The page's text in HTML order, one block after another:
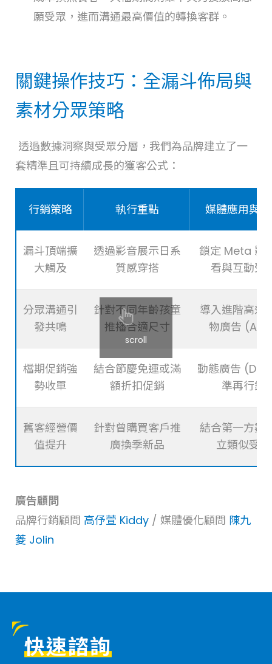
願受眾，進而溝通最高價值的轉換客群。
關鍵操作技巧：全漏斗佈局與
素材分眾策略
透過數據洞察與受眾分層，我們為品牌建立了一
套精準且可持續成長的獲客公式：
scroll
行銷策略 執行重點 媒體應用與
漏斗頂端擴
大觸及
透過影音展示日系
質感穿搭
鎖定 Meta 影
看與互動受
分眾溝通引
發共鳴
針對不同年齡孩童
推播合適尺寸
導入進階高效
物廣告
檔期促銷強
勢收單
結合節慶免運或滿
額折扣促銷
動態廣告
準再行銷
舊客經營價
值提升
針對曾購買客戶推
廣換季新品
結合第一方數
立類似受眾
廣告顧問
品牌行銷顧問 高伃萱 Kiddy / 媒體優化顧問 陳九
菱 Jolin
快速諮詢